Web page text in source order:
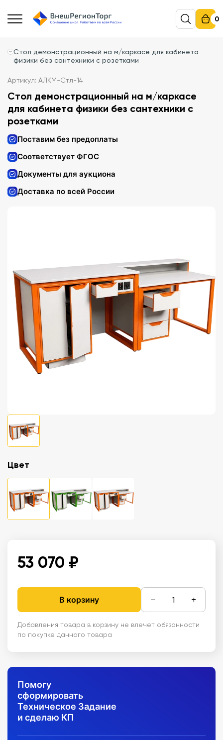
0
Стол демонстрационный на м/каркасе для кабинета
физики без сантехники с розетками
Артикул: АЛКМ-Стл-14
Стол демонстрационный на м/каркасе
для кабинета физики без сантехники с
розетками
Поставим без предоплаты
Соответствует ФГОС
Документы для аукциона
Доставка по всей России
Цвет
53 070 ₽
В корзину − +
Добавления товара в корзину не влечет обязанности
по покупке данного товара
Помогу
сформировать
Техническое Задание
и сделаю КП